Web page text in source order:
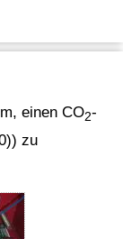
einen CO2-
zu